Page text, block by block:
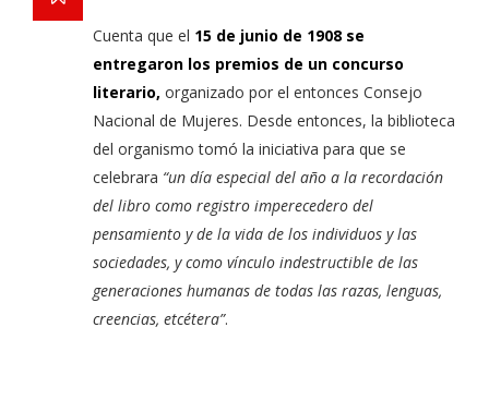
Cuenta que el 15 de junio de 1908 se
entregaron los premios de un concurso
literario, organizado por el entonces Consejo
Nacional de Mujeres. Desde entonces, la biblioteca
del organismo tomó la iniciativa para que se
celebrara “un día especial del año a la recordación
del libro como registro imperecedero del
pensamiento y de la vida de los individuos y las
sociedades, y como vínculo indestructible de las
generaciones humanas de todas las razas, lenguas,
creencias, etcétera”.